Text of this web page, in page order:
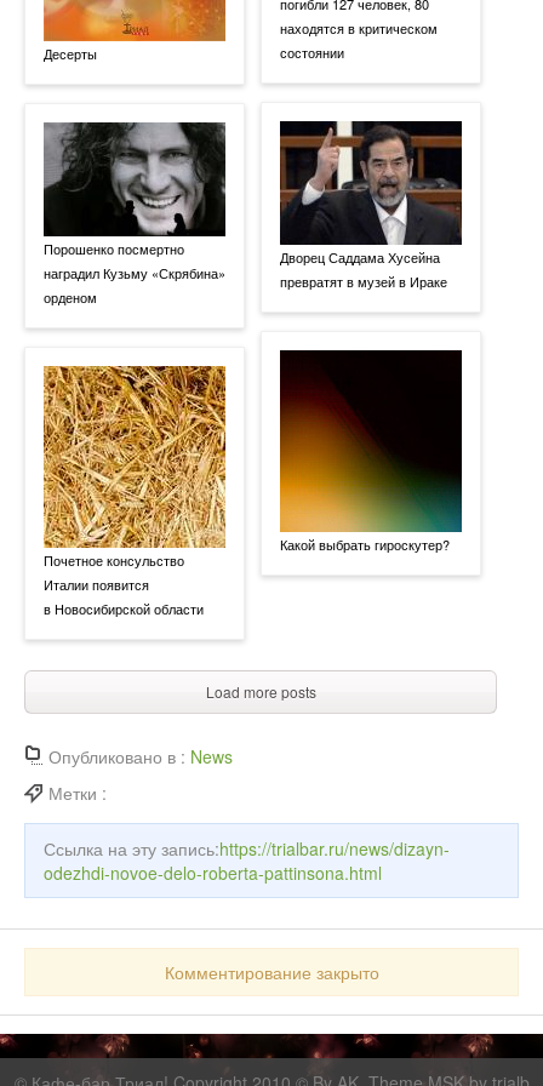
Десерты
Порошенко посмертно
наградил Кузьму «Скрябина»
орденом
Почетное консульство
Италии появится
в Новосибирской области
погибли 127 человек, 80
находятся в критическом
состоянии
Дворец Саддама Хусейна
превратят в музей в Ираке
Какой выбрать гироскутер?
Load more posts
Опубликовано в : News
Метки :
Ссылка на эту запись:https://trialbar.ru/news/dizayn-
odezhdi-novoe-delo-roberta-pattinsona.html
Комментирование закрыто